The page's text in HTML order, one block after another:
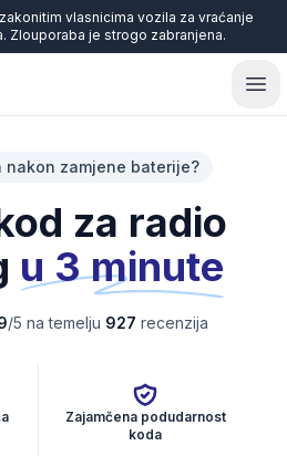
vlasnicima vozila za vraćanje
Zlouporaba je strogo zabranjena.
nakon zamjene baterije?
za radio
u 3 minute
/5 na temelju 927 recenzija
Zajamčena podudarnost
koda